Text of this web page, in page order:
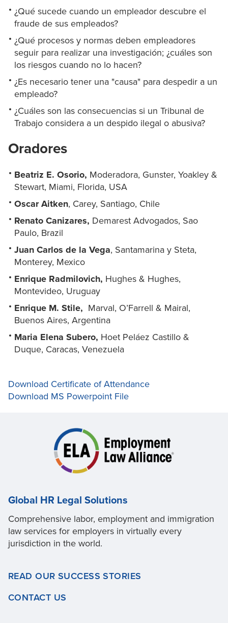
¿Qué sucede cuando un empleador descubre el
fraude de sus empleados?
¿Qué procesos y normas deben empleadores
seguir para realizar una investigación; ¿cuáles son
los riesgos cuando no lo hacen?
¿Es necesario tener una "causa" para despedir a un
empleado?
¿Cuáles son las consecuencias si un Tribunal de
Trabajo considera a un despido ilegal o abusiva?
Oradores
Beatriz E. Osorio, Moderadora, Gunster, Yoakley &
Stewart, Miami, Florida, USA
Oscar Aitken, Carey, Santiago, Chile
Renato Canizares, Demarest Advogados, Sao
Paulo, Brazil
Juan Carlos de la Vega, Santamarina y Steta,
Monterey, Mexico
Enrique Radmilovich, Hughes & Hughes,
Montevideo, Uruguay
Enrique M. Stile, Marval, O’Farrell & Mairal,
Buenos Aires, Argentina
Maria Elena Subero, Hoet Peláez Castillo &
Duque, Caracas, Venezuela
Download Certificate of Attendance
Download MS Powerpoint File
Global HR Legal Solutions
Comprehensive labor, employment and immigration
law services for employers in virtually every
jurisdiction in the world.
READ OUR SUCCESS STORIES
CONTACT US